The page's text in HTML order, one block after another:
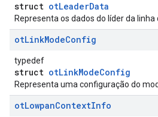
struct otLeaderData
Representa os dados do líder da linha
otLinkModeConfig
typedef
struct otLinkModeConfig
Representa uma configuração do
otLowpanContextInfo